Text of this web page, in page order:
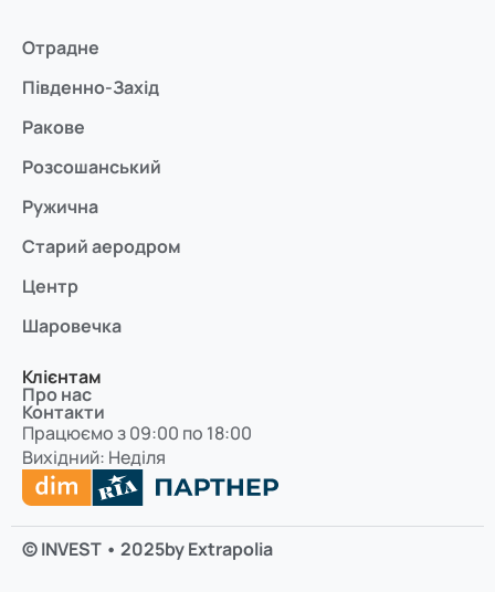
Отрадне
Південно-Захід
Ракове
Розсошанський
Ружична
Старий аеродром
Центр
Шаровечка
Клієнтам
Про нас
Контакти
Працюємо з 09:00 по 18:00
Вихідний: Неділя
© INVEST • 2025by Extrapolia